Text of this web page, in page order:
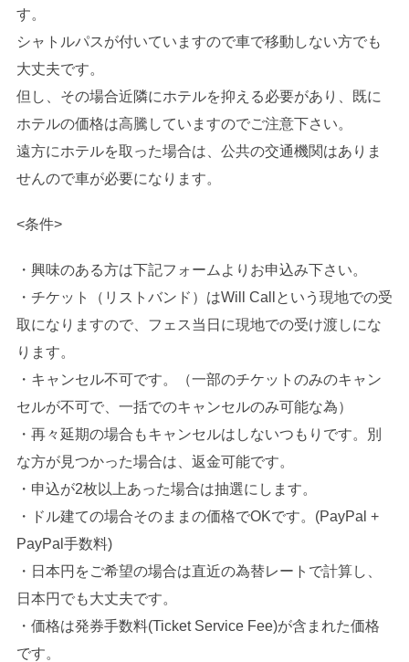
す。
シャトルパスが付いていますので車で移動しない方でも
大丈夫です。
但し、その場合近隣にホテルを抑える必要があり、既に
ホテルの価格は高騰していますのでご注意下さい。
遠方にホテルを取った場合は、公共の交通機関はありま
せんので車が必要になります。
<条件>
・興味のある方は下記フォームよりお申込み下さい。
・チケット（リストバンド）はWill Callという現地での受
取になりますので、フェス当日に現地での受け渡しにな
ります。
・キャンセル不可です。（一部のチケットのみのキャン
セルが不可で、一括でのキャンセルのみ可能な為）
・再々延期の場合もキャンセルはしないつもりです。別
な方が見つかった場合は、返金可能です。
・申込が2枚以上あった場合は抽選にします。
・ドル建ての場合そのままの価格でOKです。(PayPal +
PayPal手数料)
・日本円をご希望の場合は直近の為替レートで計算し、
日本円でも大丈夫です。
・価格は発券手数料(Ticket Service Fee)が含まれた価格
です。